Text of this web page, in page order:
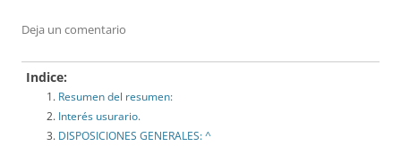
Deja un comentario
Indice:
Resumen del resumen:
Interés usurario.
DISPOSICIONES GENERALES: ^